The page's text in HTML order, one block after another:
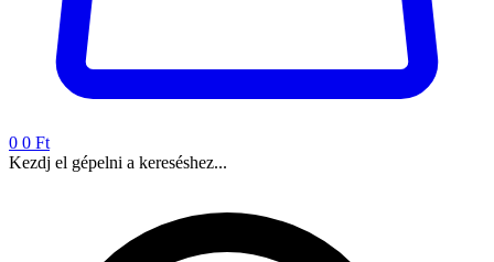
0 0 Ft
Kezdj el gépelni a kereséshez...